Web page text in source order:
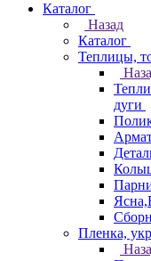
Каталог
Назад
Каталог
Теплицы,
дуги
Пленка,